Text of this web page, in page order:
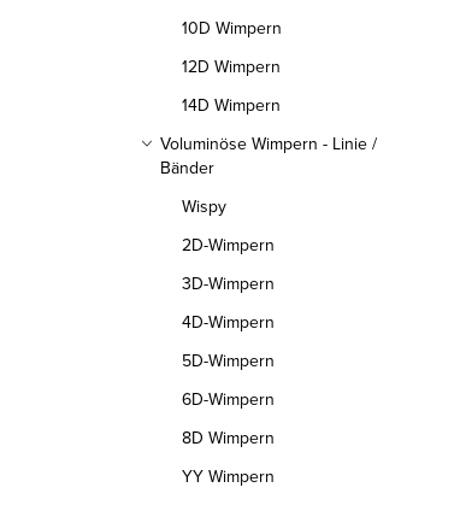
10D Wimpern
12D Wimpern
14D Wimpern
Voluminöse Wimpern - Linie /
Bänder
Wispy
2D-Wimpern
3D-Wimpern
4D-Wimpern
5D-Wimpern
6D-Wimpern
8D Wimpern
YY Wimpern